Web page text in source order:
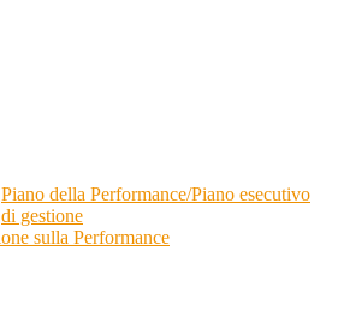
Piano della Performance/Piano esecutivo
di gestione
sulla Performance